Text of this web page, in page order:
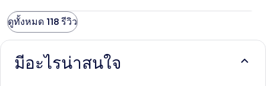
and available throughout the day (huge plus). There is a large
shopping mall next to is, with a huge Tesco store. It takes about
20 minutes of easy and scenic walk through Park Luzansky to get
Euro is not a currency in the Czech Republic and you need to
exchange money - exchange store also available in the mall with
ดูทั้งหมด 118 รีวิว
มีอะไรน่าสนใจ